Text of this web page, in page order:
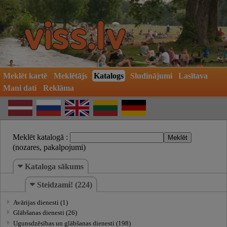
Meklēt kartē Meklētājs Katalogs Sludinājumi
Lasītava
Mani dati
Reklāma
Meklēt katalogā :
(nozares, pakalpojumi)
Kataloga sākums
Steidzami! (224)
Avārijas dienesti (1)
Glābšanas dienesti (26)
Ugunsdzēsības un glābšanas dienesti (198)